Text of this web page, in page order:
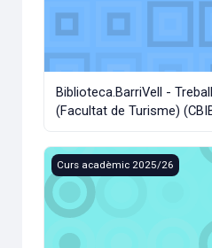
Biblioteca.BarriVell -
(Facultat de Turisme)
Biblioteca.BarriVell -
Curs acadèmic 2025/26